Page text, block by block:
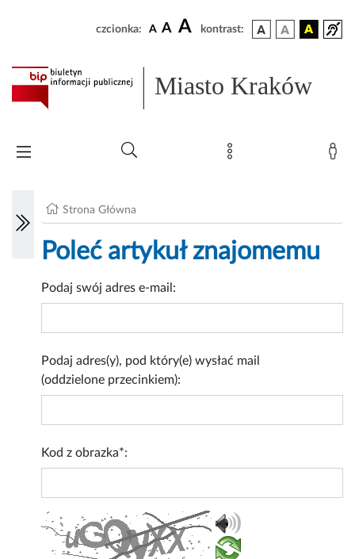
czcionka: A A A kontrast:
Miasto Kraków
Strona Główna
Poleć artykuł znajomemu
Podaj swój adres e-mail:
Podaj adres(y), pod który(e) wysłać mail
(oddzielone przecinkiem):
Kod z obrazka*: